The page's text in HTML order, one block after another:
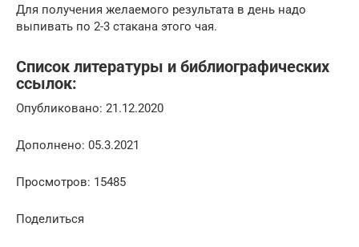
Для получения желаемого результата в день надо
выпивать по 2-3 стакана этого чая.
Список литературы и библиографических
ссылок:
Опубликовано: 21.12.2020
Дополнено: 05.3.2021
Просмотров: 15485
Поделиться